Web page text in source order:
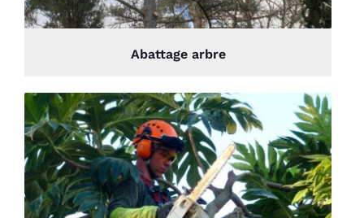
Abattage arbre